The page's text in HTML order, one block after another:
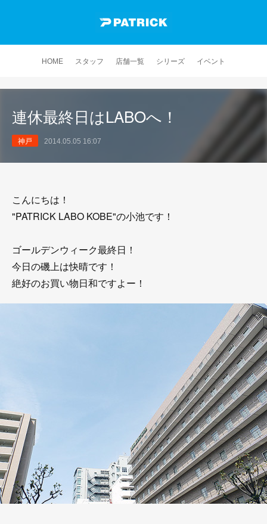
HOME スタッフ 店舗一覧 シリーズ イベント
連休最終日はLABOへ！
神戸 2014.05.05 16:07
こんにちは！
"PATRICK LABO KOBE"の小池です！
ゴールデンウィーク最終日！
今日の磯上は快晴です！
絶好のお買い物日和ですよー！